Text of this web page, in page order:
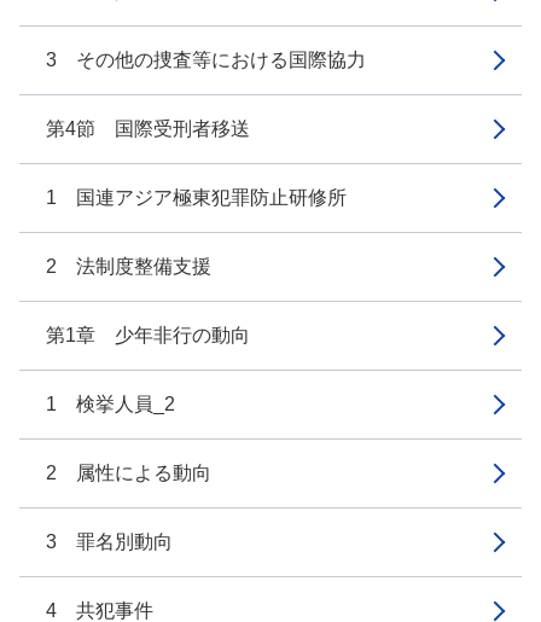
3 その他の捜査等における国際協力
第4節 国際受刑者移送
1 国連アジア極東犯罪防止研修所
2 法制度整備支援
第1章 少年非行の動向
1 検挙人員_2
2 属性による動向
3 罪名別動向
4 共犯事件